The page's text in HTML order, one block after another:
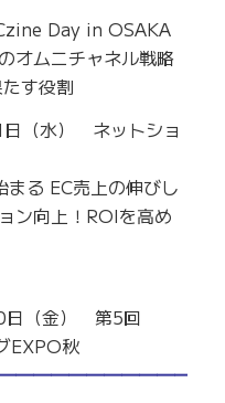
Day in OSAKA
オムニチャネル戦略
す役割
（水） ネットショ
る EC売上の伸びし
ン向上！ROIを高め
日（金） 第5回
EXPO秋